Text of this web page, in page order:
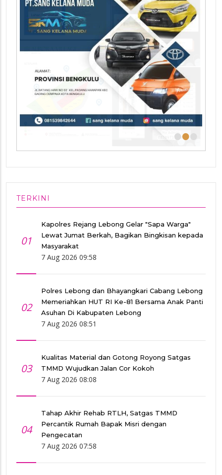
•••
TERKINI
01
Kapolres Rejang Lebong Gelar "Sapa Warga"
Lewat Jumat Berkah, Bagikan Bingkisan kepada
Masyarakat
7 Aug 2026 09:58
02
Polres Lebong dan Bhayangkari Cabang Lebong
Memeriahkan HUT RI Ke-81 Bersama Anak Panti
Asuhan Di Kabupaten Lebong
7 Aug 2026 08:51
03
Kualitas Material dan Gotong Royong Satgas
TMMD Wujudkan Jalan Cor Kokoh
7 Aug 2026 08:08
04
Tahap Akhir Rehab RTLH, Satgas TMMD
Percantik Rumah Bapak Misri dengan
Pengecatan
7 Aug 2026 07:58